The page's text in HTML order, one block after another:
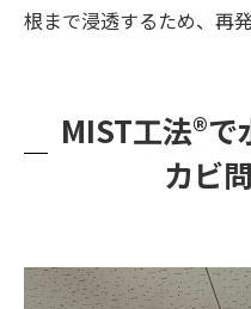
根まで浸透するため、再
MIST工法®で
カビ